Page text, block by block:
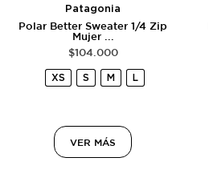
Patagonia
Polar Better Sweater 1/4 Zip
Mujer ...
$104.000
XS S M L
VER MÁS